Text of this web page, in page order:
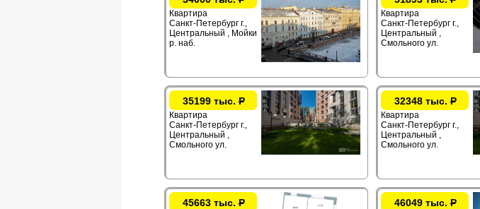
Квартира
Санкт-Петербург г.,
Центральный , Мойки
р. наб.
Квартира
Санкт-Петербург г.,
Центральный ,
Смольного ул.
35199 тыс.Р
Квартира
Санкт-Петербург г.,
Центральный ,
Смольного ул.
32348 тыс.Р
Квартира
Санкт-Петербург г.,
Центральный ,
Смольного ул.
45663 тыс.Р 46049 тыс.Р